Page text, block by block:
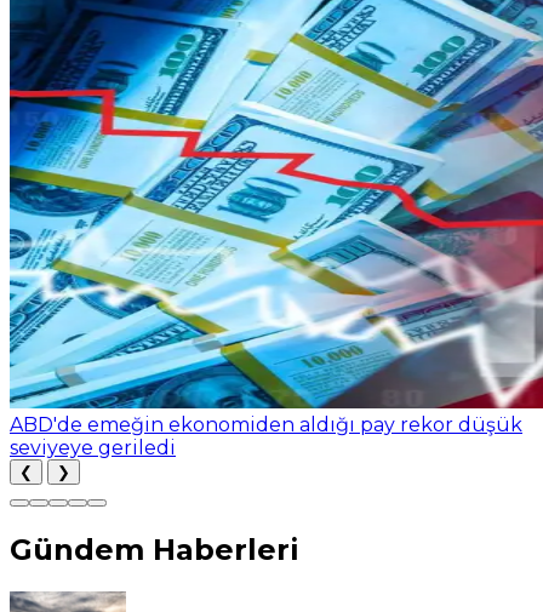
ABD'de emeğin ekonomiden aldığı pay rekor düşük
seviyeye geriledi
❮ ❯
Gündem Haberleri